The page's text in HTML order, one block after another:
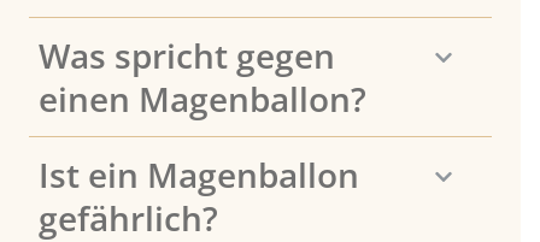
Was spricht gegen
einen Magenballon?
Ist ein Magenballon
gefährlich?
Kundenbewertungen und Erfahrungen zu
Viszera Chirurgie-Zentrum München